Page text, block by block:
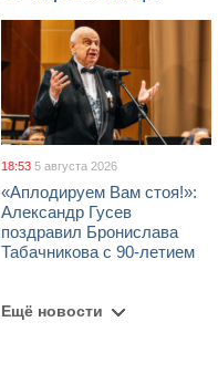
18:53 5 августа 2026
«Аплодируем Вам стоя!»:
Александр Гусев
поздравил Бронислава
Табачникова с 90-летием
Ещё новости